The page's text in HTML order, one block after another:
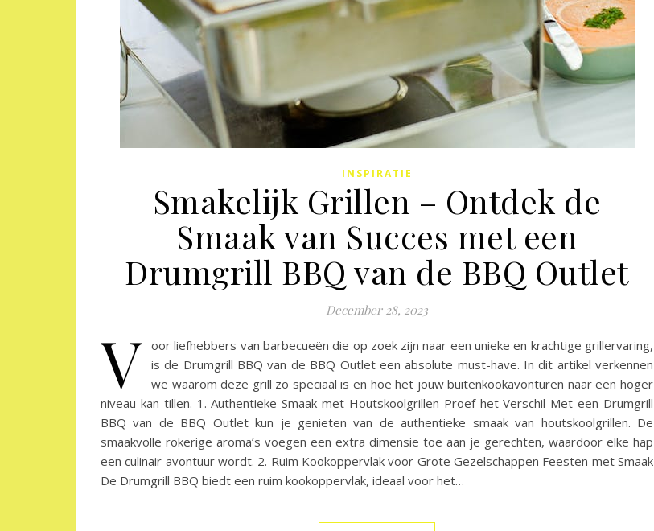
INSPIRATIE
Smakelijk Grillen – Ontdek de
Smaak van Succes met een
Drumgrill BBQ van de BBQ Outlet
December 28, 2023
V oor liefhebbers van barbecueën die op zoek zijn naar een unieke en krachtige grillervaring,
is de Drumgrill BBQ van de BBQ Outlet een absolute must-have. In dit artikel verkennen
we waarom deze grill zo speciaal is en hoe het jouw buitenkookavonturen naar een hoger
niveau kan tillen. 1. Authentieke Smaak met Houtskoolgrillen Proef het Verschil Met een Drumgrill
BBQ van de BBQ Outlet kun je genieten van de authentieke smaak van houtskoolgrillen. De
smaakvolle rokerige aroma’s voegen een extra dimensie toe aan je gerechten, waardoor elke hap
een culinair avontuur wordt. 2. Ruim Kookoppervlak voor Grote Gezelschappen Feesten met Smaak
De Drumgrill BBQ biedt een ruim kookoppervlak, ideaal voor het…